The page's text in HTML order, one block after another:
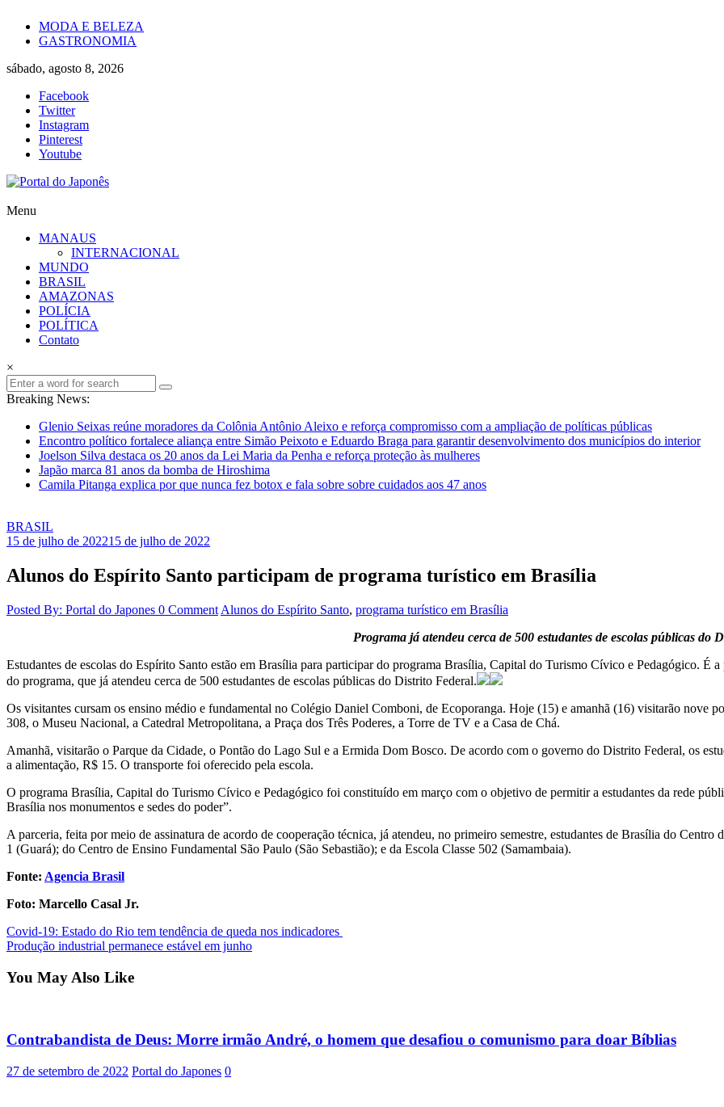
content
MODA E BELEZA
GASTRONOMIA
sábado, agosto 8, 2026
Facebook
Twitter
Instagram
Pinterest
Youtube
Portal
Japonês
Japão
mais
perto
Menu
MANAUS
INTERNACIONAL
MUNDO
BRASIL
AMAZONAS
POLÍCIA
POLÍTICA
Contato
×
Breaking News:
Glenio Seixas reúne moradores da Colônia Antônio Aleixo e reforça compromisso com a ampliação de políticas públicas
Encontro político fortalece aliança entre Simão Peixoto e Eduardo Braga para garantir desenvolvimento dos municípios do interior
Joelson Silva destaca os 20 anos da Lei Maria da Penha e reforça proteção às mulheres
Japão marca 81 anos da bomba de Hiroshima
Camila Pitanga explica por que nunca fez botox e fala sobre sobre cuidados aos 47 anos
BRASIL
15 de julho de 202215 de julho de 2022
Alunos do Espírito Santo participam de programa turístico em Brasília
Posted By: Portal do Japones 0 Comment Alunos do Espírito Santo, programa turístico em Brasília
Programa já atendeu cerca de 500 estudantes de escolas públicas do
Estudantes de escolas do Espírito Santo estão em Brasília para participar do programa Brasília, Capital do Turismo Cívico e Pedagógico. É
do programa, que já atendeu cerca de 500 estudantes de escolas públicas do Distrito Federal.
Os visitantes cursam os ensino médio e fundamental no Colégio Daniel Comboni, de Ecoporanga. Hoje (15) e amanhã (16) visitarão nove
308, o Museu Nacional, a Catedral Metropolitana, a Praça dos Três Poderes, a Torre de TV e a Casa de Chá.
Amanhã, visitarão o Parque da Cidade, o Pontão do Lago Sul e a Ermida Dom Bosco. De acordo com o governo do Distrito Federal, os
a alimentação, R$ 15. O transporte foi oferecido pela escola.
O programa Brasília, Capital do Turismo Cívico e Pedagógico foi constituído em março com o objetivo de permitir a estudantes da rede
Brasília nos monumentos e sedes do poder”.
A parceria, feita por meio de assinatura de acordo de cooperação técnica, já atendeu, no primeiro semestre, estudantes de Brasília do
1 (Guará); do Centro de Ensino Fundamental São Paulo (São Sebastião); e da Escola Classe 502 (Samambaia).
Fonte: Agencia Brasil
Foto: Marcello Casal Jr.
Post
navigation
Covid-19: Estado do Rio tem tendência de queda nos indicadores
Produção industrial permanece estável em junho
You May Also Like
Contrabandista de Deus: Morre irmão André, o homem que desafiou o comunismo para doar Bíblias
27 de setembro de 2022 Portal do Japones 0